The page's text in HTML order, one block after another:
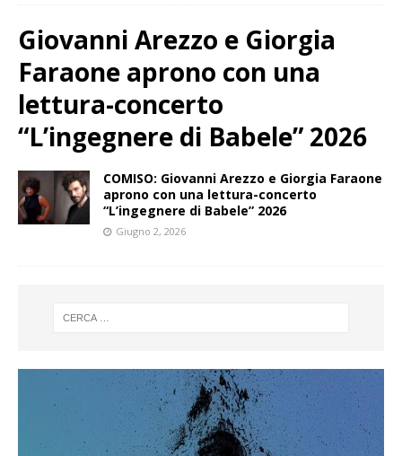
Giovanni Arezzo e Giorgia
Faraone aprono con una
lettura-concerto
“L’ingegnere di Babele” 2026
COMISO: Giovanni Arezzo e Giorgia Faraone
aprono con una lettura-concerto
“L’ingegnere di Babele” 2026
Giugno 2, 2026